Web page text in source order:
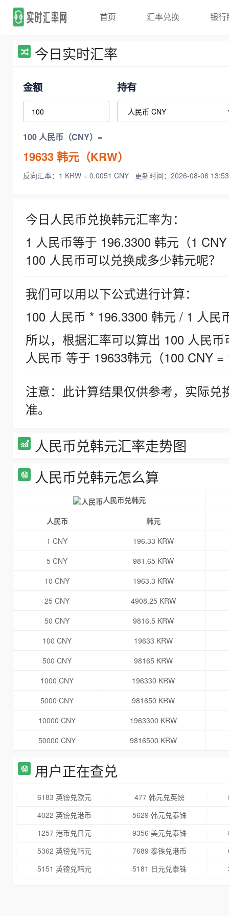
首页 汇率兑换 银行
今日实时汇率
金额 持有
100 人民币（CNY）=
19633韩元（KRW）
反向汇率：1 KRW = 0.0051 CNY 更新时间：2026-08-06
今日人民币兑换韩元汇率为：
1 人民币等于 196.3300 韩元（1
100 人民币可以兑换成多少韩元呢？
我们可以用以下公式进行计算：
100 人民币 * 196.3300 韩元 / 1 人民
所以，根据汇率可以算出 100 人民
人民币 等于 19633韩元（100 CNY =
注意：此计算结果仅供参考，实际
准。
人民币兑韩元汇率走势图
人民币兑韩元怎么算
人民币兑韩元
人民币
韩元
1 CNY
196.33 KRW
5 CNY
981.65 KRW
10 CNY
1963.3 KRW
25 CNY
4908.25 KRW
50 CNY
9816.5 KRW
100 CNY
19633 KRW
500 CNY
98165 KRW
1000 CNY
196330 KRW
5000 CNY
981650 KRW
10000 CNY
1963300 KRW
50000 CNY
9816500 KRW
用户正在查兑
6183 英镑兑欧元 477 韩元兑英镑
4022 英镑兑港币
5629 韩元兑泰铢
1257 港币兑日元
9356 美元兑泰铢
5362 英镑兑韩元
7689 泰铢兑港币
5151 英镑兑韩元
5181 日元兑泰铢